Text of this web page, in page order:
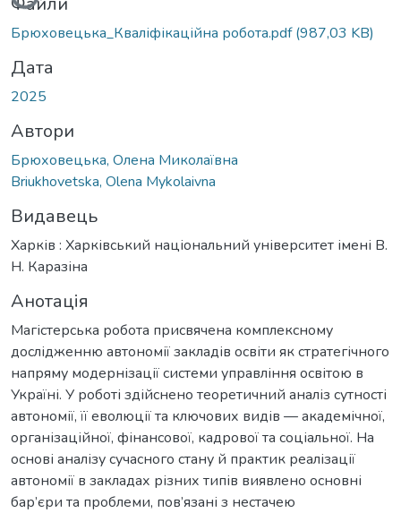
Брюховецька_Кваліфікаційна робота.pdf(987,03 KB)
Дата
2025
Автори
Брюховецька, Олена Миколаївна
Briukhovetska, Olena Mykolaivna
Видавець
Харків : Харківський національний університет імені В.
Н. Каразіна
Анотація
Магістерська робота присвячена комплексному
дослідженню автономії закладів освіти як стратегічного
напряму модернізації системи управління освітою в
Україні. У роботі здійснено теоретичний аналіз сутності
автономії, її еволюції та ключових видів — академічної,
організаційної, фінансової, кадрової та соціальної. На
основі аналізу сучасного стану й практик реалізації
автономії в закладах різних типів виявлено основні
бар’єри та проблеми, пов’язані з нестачею